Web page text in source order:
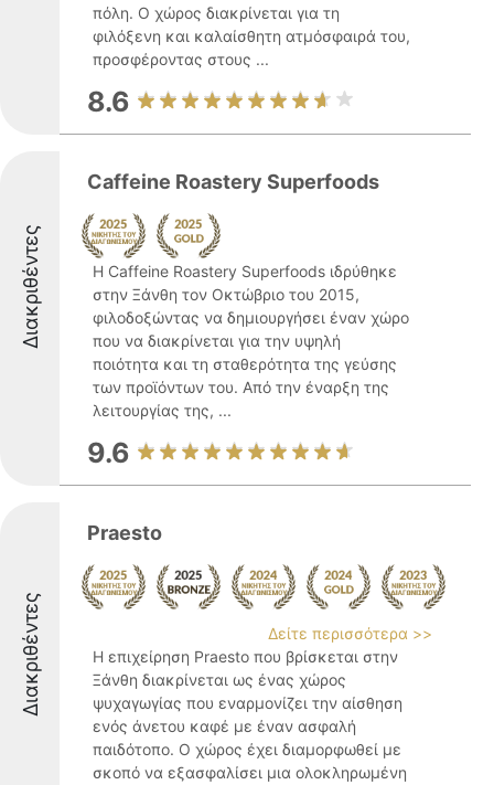
πόλη. Ο χώρος διακρίνεται για τη
φιλόξενη και καλαίσθητη ατμόσφαιρά του,
προσφέροντας στους ...
8.6
Διακριθέντες
Caffeine Roastery Superfoods
Η Caffeine Roastery Superfoods ιδρύθηκε
στην Ξάνθη τον Οκτώβριο του 2015,
φιλοδοξώντας να δημιουργήσει έναν χώρο
που να διακρίνεται για την υψηλή
ποιότητα και τη σταθερότητα της γεύσης
των προϊόντων του. Από την έναρξη της
λειτουργίας της, ...
9.6
Διακριθέντες
Praesto
Δείτε περισσότερα >>
Η επιχείρηση Praesto που βρίσκεται στην
Ξάνθη διακρίνεται ως ένας χώρος
ψυχαγωγίας που εναρμονίζει την αίσθηση
ενός άνετου καφέ με έναν ασφαλή
παιδότοπο. Ο χώρος έχει διαμορφωθεί με
σκοπό να εξασφαλίσει μια ολοκληρωμένη